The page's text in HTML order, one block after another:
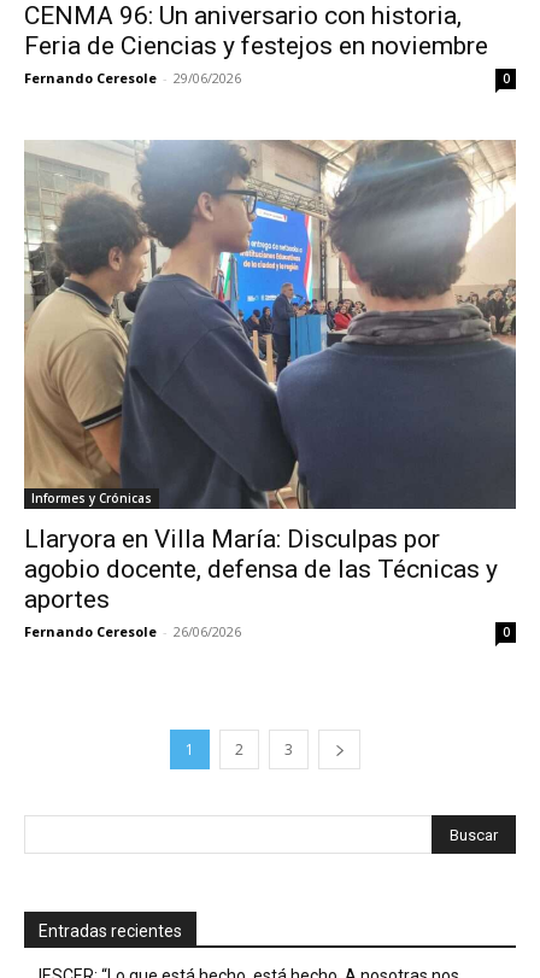
CENMA 96: Un aniversario con historia,
Feria de Ciencias y festejos en noviembre
Fernando Ceresole - 29/06/2026 0
Informes y Crónicas
Llaryora en Villa María: Disculpas por
agobio docente, defensa de las Técnicas y
aportes
Fernando Ceresole - 26/06/2026 0
1 2 3
Entradas recientes